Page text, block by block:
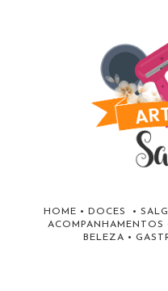
HOME • DOCES •
ACOMPANHAMENTOS
BELEZA •